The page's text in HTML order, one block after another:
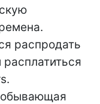
распродать